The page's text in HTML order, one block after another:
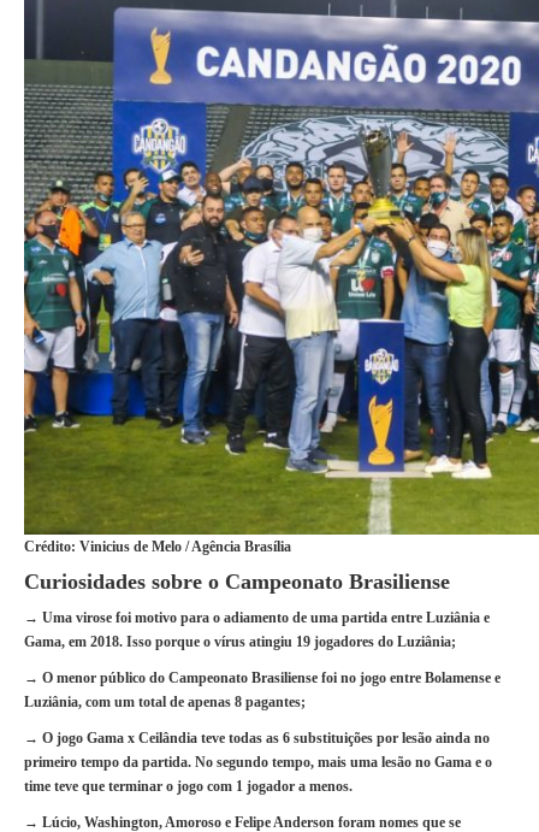
Crédito: Vinicius de Melo / Agência Brasília
Curiosidades sobre o Campeonato Brasiliense
→ Uma virose foi motivo para o adiamento de uma partida entre Luziânia e
Gama, em 2018. Isso porque o vírus atingiu 19 jogadores do Luziânia;
→ O menor público do Campeonato Brasiliense foi no jogo entre Bolamense e
Luziânia, com um total de apenas 8 pagantes;
→ O jogo Gama x Ceilândia teve todas as 6 substituições por lesão ainda no
primeiro tempo da partida. No segundo tempo, mais uma lesão no Gama e o
time teve que terminar o jogo com 1 jogador a menos.
→ Lúcio, Washington, Amoroso e Felipe Anderson foram nomes que se